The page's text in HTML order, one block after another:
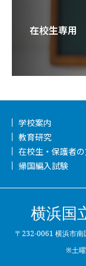
在校生専用
学校案内
教育研究
在校生・保護者
帰国編入試験
横浜国
〒232-0061 横浜市
※土曜